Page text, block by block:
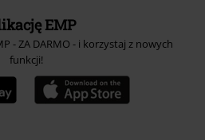
EMP
- ZA DARMO - i korzystaj z nowych
funkcji!